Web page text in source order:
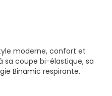
moderne, confort et
coupe bi-élastique, sa
Binamic respirante.